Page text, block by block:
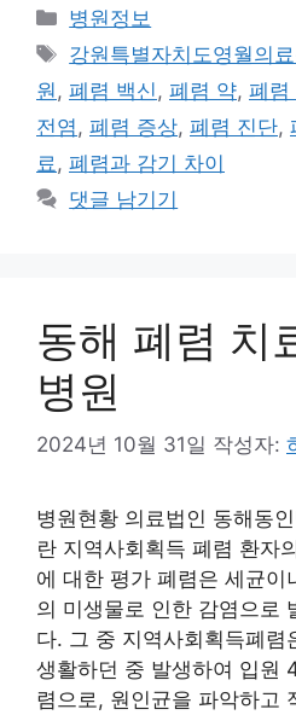
카
테
리
병원정보
태
그
강원특별자치도영월의
원, 폐렴 백신, 폐렴 약, 폐렴
전염, 폐렴 증상, 폐렴 진단,
료, 폐렴과 감기 차이
댓글 남기기
동해 폐렴 치
병원
2024년 10월 31일 작성자:
병원현황 의료법인 동해동
란 지역사회획득 폐렴 환자
에 대한 평가 폐렴은 세균이
의 미생물로 인한 감염으로
다. 그 중 지역사회획득폐렴
생활하던 중 발생하여 입원
렴으로, 원인균을 파악하고